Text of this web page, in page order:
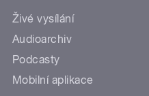
Živé vysílání
Audioarchiv
Podcasty
Mobilní aplikace